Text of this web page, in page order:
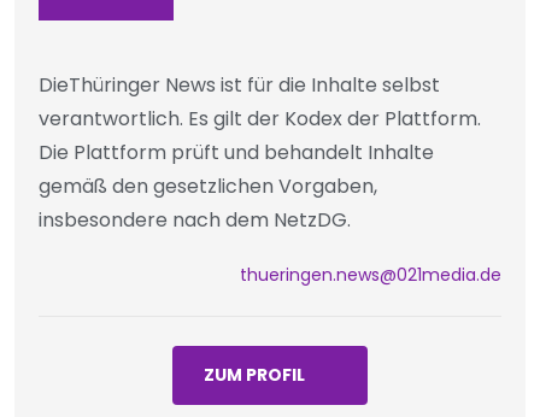
DieThüringer News ist für die Inhalte selbst
verantwortlich. Es gilt der Kodex der Plattform.
Die Plattform prüft und behandelt Inhalte
gemäß den gesetzlichen Vorgaben,
insbesondere nach dem NetzDG.
thueringen.news@021media.de
ZUM PROFIL